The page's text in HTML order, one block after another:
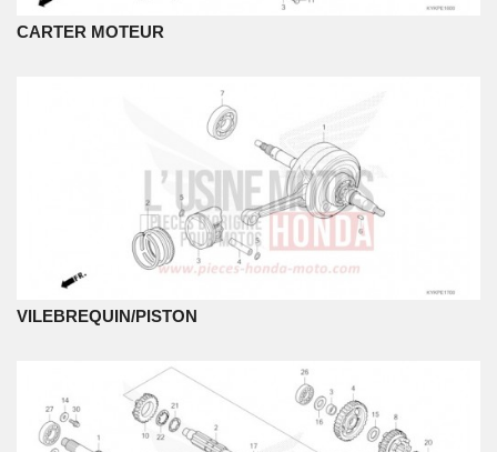
CARTER MOTEUR
VILEBREQUIN/PISTON